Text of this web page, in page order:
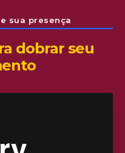
sua presença
dobrar seu